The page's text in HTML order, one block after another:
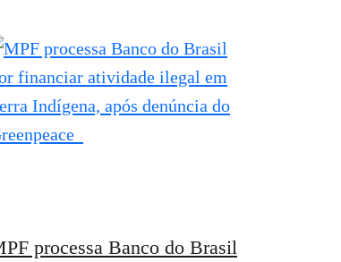
processa Banco do Brasil